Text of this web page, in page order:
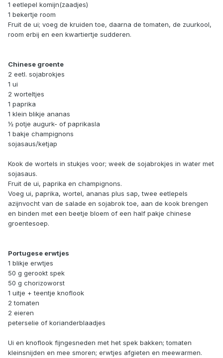
1 eetlepel komijn(zaadjes)
1 bekertje room
Fruit de ui; voeg de kruiden toe, daarna de tomaten, de zuurkool,
room erbij en een kwartiertje sudderen.
Chinese groente
2 eetl. sojabrokjes
1 ui
2 worteltjes
1 paprika
1 klein blikje ananas
½ potje augurk- of paprikasla
1 bakje champignons
sojasaus/ketjap
Kook de wortels in stukjes voor; week de sojabrokjes in water met
sojasaus.
Fruit de ui, paprika en champignons.
Voeg ui, paprika, wortel, ananas plus sap, twee eetlepels
azijnvocht van de salade en sojabrok toe, aan de kook brengen
en binden met een beetje bloem of een half pakje chinese
groentesoep.
Portugese erwtjes
1 blikje erwtjes
50 g gerookt spek
50 g chorizoworst
1 uitje + teentje knoflook
2 tomaten
2 eieren
peterselie of korianderblaadjes
Ui en knoflook fijngesneden met het spek bakken; tomaten
kleinsnijden en mee smoren; erwtjes afgieten en meewarmen.